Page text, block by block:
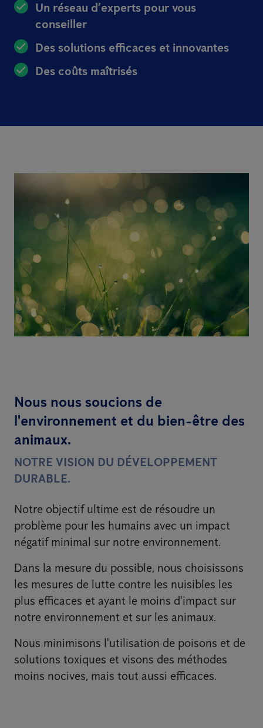
Un réseau d’experts pour vous
conseiller
Des solutions efficaces et innovantes
Des coûts maîtrisés
Nous nous soucions de
l'environnement et du bien-être des
animaux.
NOTRE VISION DU DÉVELOPPEMENT
DURABLE.
Notre objectif ultime est de résoudre un
problème pour les humains avec un impact
négatif minimal sur notre environnement.
Dans la mesure du possible, nous choisissons
les mesures de lutte contre les nuisibles les
plus efficaces et ayant le moins d'impact sur
notre environnement et sur les animaux.
Nous minimisons l'utilisation de poisons et de
solutions toxiques et visons des méthodes
moins nocives, mais tout aussi efficaces.